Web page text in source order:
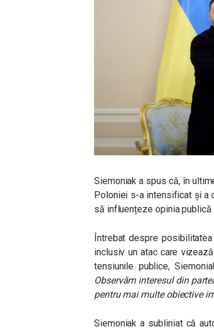
Siemoniak a spus că, în
Poloniei s-a intensificat și a
să influențeze opinia
Întrebat despre
inclusiv un atac care
tensiunile publice,
Observăm interesul din
pentru mai multe obiective
Siemoniak a subliniat că